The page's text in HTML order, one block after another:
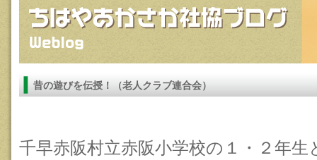
昔の遊びを伝授！（老人クラブ連合会）
千早赤阪村立赤阪小学校の１・２年